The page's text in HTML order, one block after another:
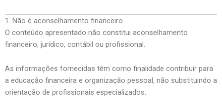
1. Não é aconselhamento financeiro
O conteúdo apresentado não constitui aconselhamento
financeiro, jurídico, contábil ou profissional.
As informações fornecidas têm como finalidade contribuir para
a educação financeira e organização pessoal, não substituindo a
orientação de profissionais especializados.